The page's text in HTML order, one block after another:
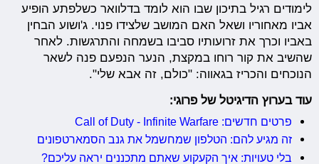
לימודים רגיל בתיכון שבו הוא לומד בדלוואר כשלפתע הופיע
אביו מאחוריו ושאל האם המושב שלצידו פנוי. ג'ושוע הבחין
באביו וכרך את זרועותיו סביבו בשמחה והתרגשות. לאחר
שהשיב את קור רוחו במקצת, הנער הנפעם פנה לשאר
הנוכחים והכריז בגאווה: "כולם, זה אבא שלי".
עוד בערוץ הדיגיטל של פרוגי:
פרטים חדשים: Call of Duty - Infinite Warfare
זה מגיע להם: הטלפון שמחשמל את גנב הסמארטפונים
בלי טעויות: איך הקעקוע שאתם מתכננים יראה עליכם?